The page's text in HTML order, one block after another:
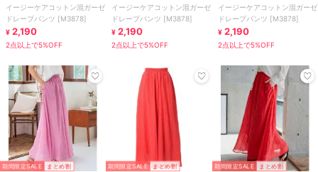
イージーケアコットン混ガーゼ
ドレープパンツ [M3878]
¥ 2,190
2点以上で5%OFF
イージーケアコットン混ガーゼ
ドレープパンツ [M3878]
¥ 2,190
2点以上で5%OFF
イージーケアコットン混ガーゼ
ドレープパンツ [M3878]
¥ 2,190
2点以上で5%OFF
期間限定SALE まとめ割 期間限定SALE まとめ割 期間限定SALE まとめ割